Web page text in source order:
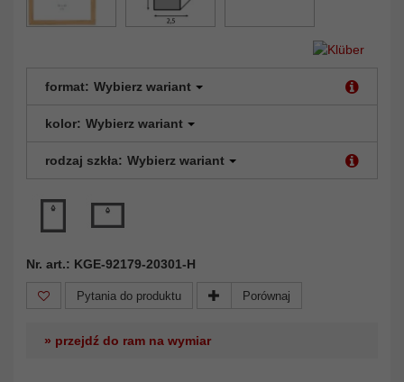
format: Wybierz wariant
kolor: Wybierz wariant
rodzaj szkła: Wybierz wariant
Nr. art.: KGE-92179-20301-H
Pytania do produktu Porównaj
» przejdź do ram na wymiar